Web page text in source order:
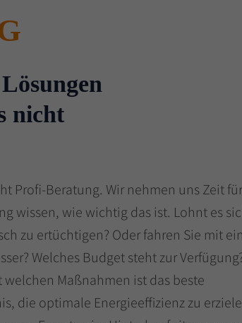
nicht
Profi-Beratung. Wir nehmen uns Zeit für
wissen, wie wichtig das ist. Lohnt es
zu ertüchtigen? Oder fahren Sie mit
Welches Budget steht zur
Maßnahmen ist das beste
die optimale Energieeffizienz zu